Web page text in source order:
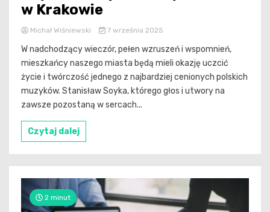
w Krakowie
Michał Wiśniewski 7 września 2025
W nadchodzący wieczór, pełen wzruszeń i wspomnień,
mieszkańcy naszego miasta będą mieli okazję uczcić
życie i twórczość jednego z najbardziej cenionych polskich
muzyków. Stanisław Soyka, którego głos i utwory na
zawsze pozostaną w sercach...
Czytaj dalej
2 minut